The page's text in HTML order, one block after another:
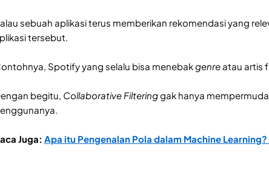
sebuah aplikasi terus memberikan rekomendasi yang
tersebut.
Spotify yang selalu bisa menebakgenreatau artis
begitu, Collaborative Filteringgak hanya
Juga: Apa itu Pengenalan Pola dalam Machine Learning?